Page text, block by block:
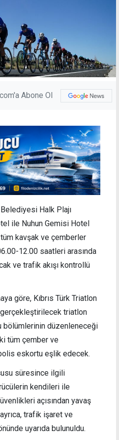
Abone Ol
Halk Plajı
ile Nuhun Gemisi Hotel
kavşak ve çemberler
12.00 saatleri arasında
ve trafik akışı kontrollü
göre, Kıbrıs Türk Triatlon
triatlon
bölümlerinin düzenleneceği
tüm çember ve
eskortu eşlik edecek.
süresince ilgili
kendileri ile
açısından yavaş
trafik işaret ve
uyarıda bulunuldu.